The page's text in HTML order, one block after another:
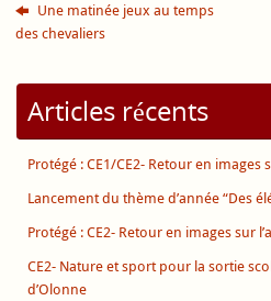
Une matinée jeux au temps
des chevaliers
Articles récents
Protégé : CE1/CE2- Retour en
Lancement du thème d’année “Des
Protégé : CE2- Retour en images sur
CE2- Nature et sport pour la sortie
d’Olonne